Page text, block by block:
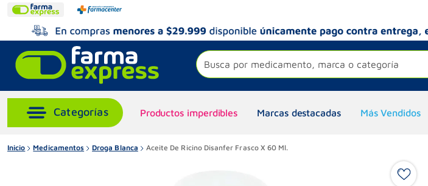
Busca por medicamento, marca o categoría
Productos imperdibles Marcas destacadas Más Vendidos
Inicio Medicamentos Droga Blanca Aceite De Ricino Disanfer Frasco X 60 Ml.